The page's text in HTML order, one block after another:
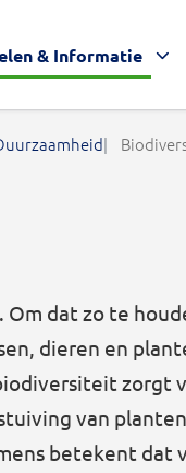
& Informatie
dat zo te
dieren en
zorgt
van
betekent dat